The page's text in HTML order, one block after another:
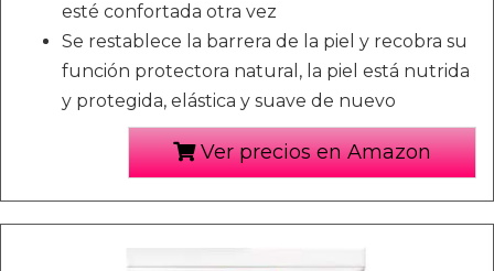
esté confortada otra vez
Se restablece la barrera de la piel y recobra su
función protectora natural, la piel está nutrida
y protegida, elástica y suave de nuevo
Ver precios en Amazon